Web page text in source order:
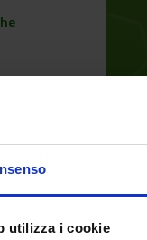
utilizza i cookie